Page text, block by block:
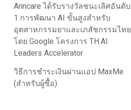
Arincare ได้รับรางวัลชนะเลิศอันดับ
1 การพัฒนา AI ขั้นสูงสำหรับ
อุตสาหกรรมยาและเภสัชกรรมไทย
โดย Google โครงการ TH.AI
Leaders Accelerator
วิธีการชำระเงินผ่านแอป MaxMe
(สำหรับผู้ซื้อ)